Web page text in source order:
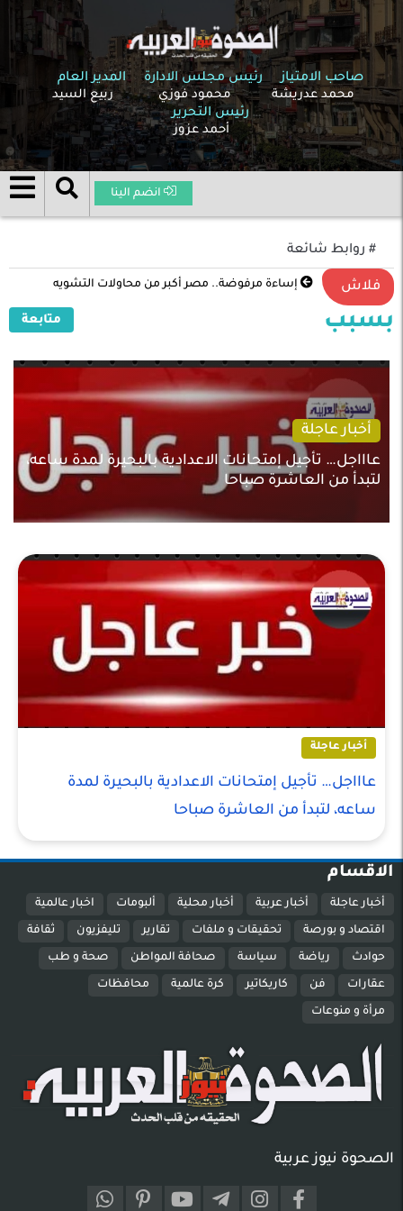
صاحب الامتياز
محمد عدريشة
رئيس مجلس الادارة
محمود فوزي
المدير العام
ربيع السيد
رئيس التحرير
أحمد عزوز
انضم الينا
# روابط شائعة
فلاش إساءة مرفوضة.. مصر أكبر من محاولات التشويه
بسبب متابعة
أخبار عاجلة
عاااجل… تأجيل إمتحانات الاعدادية بالبحيرة لمدة ساعه،
لتبدأ من العاشرة صباحا
أخبار عاجلة
عاااجل… تأجيل إمتحانات الاعدادية بالبحيرة لمدة
ساعه، لتبدأ من العاشرة صباحا
الاقسام
أخبار عاجلة أخبار عربية أخبار محلية ألبومات اخبار عالمية
اقتصاد و بورصة تحقيقات و ملفات تقارير تليفزيون ثقافة
حوادث رياضة سياسة صحافة المواطن صحة و طب
عقارات فن كاريكاتير كرة عالمية محافظات
مرأة و منوعات
الصحوة نيوز عربية